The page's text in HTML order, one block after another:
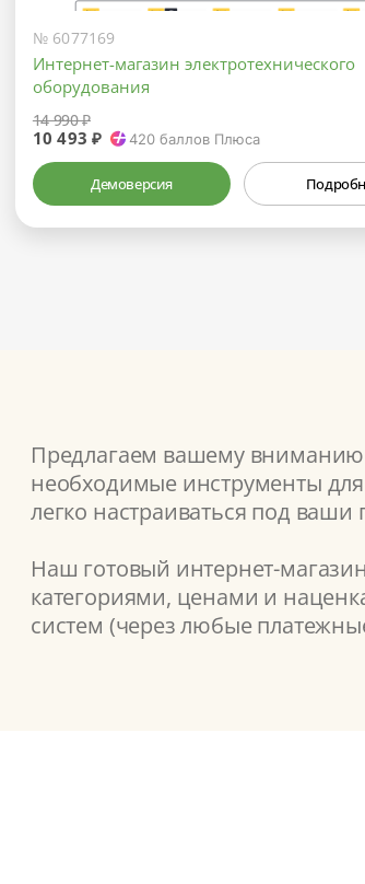
№ 6077169
Интернет-магазин электротехнического
оборудования
14 990 ₽
10 493 ₽ 420 баллов Плюса
Демоверсия
Предлагаем вашему вниманию
необходимые инструменты
легко настраиваться под ваши
Наш готовый интернет-
категориями, ценами и
систем (через любые